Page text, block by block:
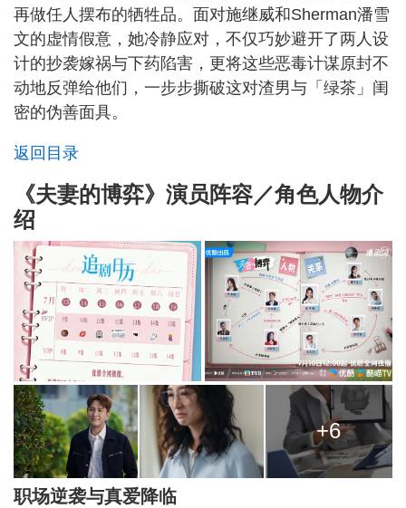
再做任人摆布的牺牲品。面对施继威和Sherman潘雪
文的虚情假意，她冷静应对，不仅巧妙避开了两人设
计的抄袭嫁祸与下药陷害，更将这些恶毒计谋原封不
动地反弹给他们，一步步撕破这对渣男与「绿茶」闺
密的伪善面具。
返回目录
《夫妻的博弈》演员阵容／角色人物介
绍
+6
职场逆袭与真爱降临